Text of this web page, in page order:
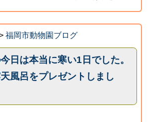
福岡市動物園ブログ
今日は本当に寒い1日でした。
風呂をプレゼントしまし